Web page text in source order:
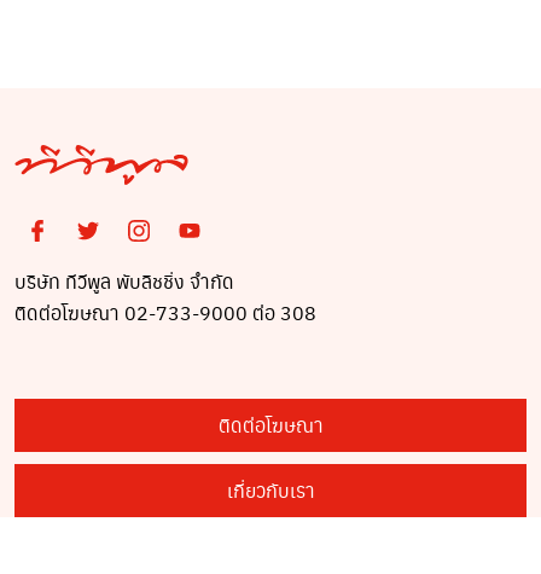
บริษัท ทีวีพูล พับลิชชิ่ง จำกัด
ติดต่อโฆษณา 02-733-9000 ต่อ 308
ติดต่อโฆษณา
เกี่ยวกับเรา